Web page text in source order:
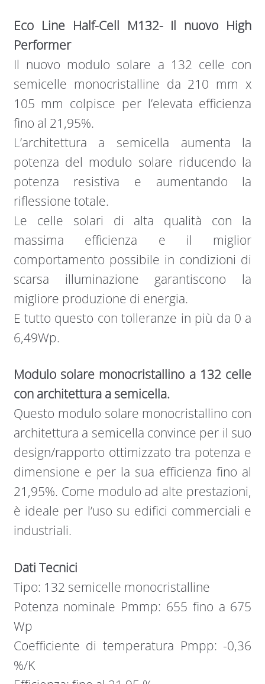
Eco Line Half-Cell M132- Il nuovo High
Performer
Il nuovo modulo solare a 132 celle con
semicelle monocristalline da 210 mm x
105 mm colpisce per l’elevata efficienza
fino al 21,95%.
L’architettura a semicella aumenta la
potenza del modulo solare riducendo la
potenza resistiva e aumentando la
riflessione totale.
Le celle solari di alta qualità con la
massima efficienza e il miglior
comportamento possibile in condizioni di
scarsa illuminazione garantiscono la
migliore produzione di energia.
E tutto questo con tolleranze in più da 0 a
6,49Wp.
Modulo solare monocristallino a 132 celle
con architettura a semicella.
Questo modulo solare monocristallino con
architettura a semicella convince per il suo
design/rapporto ottimizzato tra potenza e
dimensione e per la sua efficienza fino al
21,95%. Come modulo ad alte prestazioni,
è ideale per l’uso su edifici commerciali e
industriali.
Dati Tecnici
Tipo: 132 semicelle monocristalline
Potenza nominale Pmmp: 655 fino a 675
Wp
Coefficiente di temperatura Pmpp: -0,36
%/K